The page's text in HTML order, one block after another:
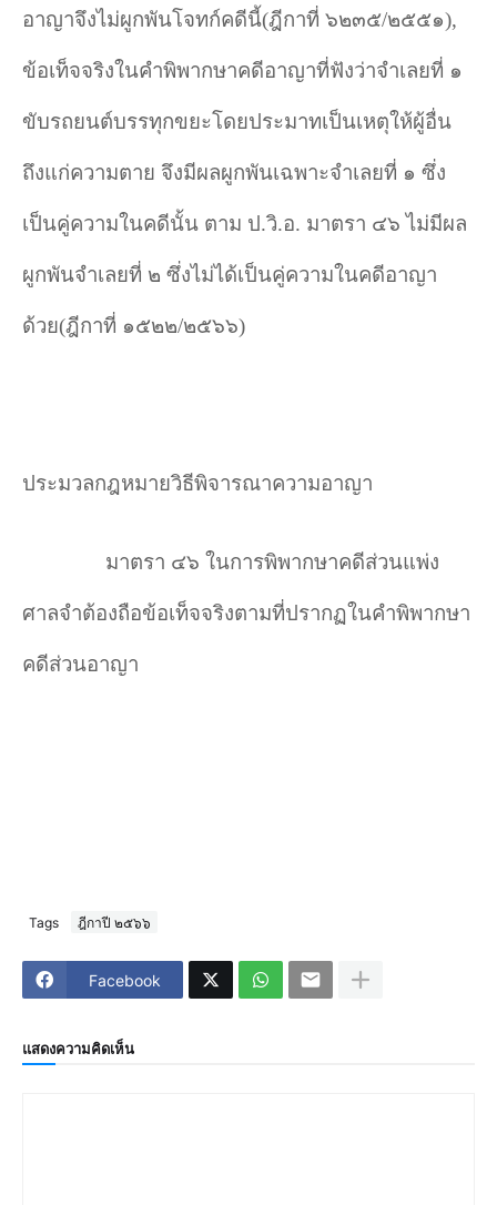
อาญาจึงไม่ผูกพันโจทก์คดีนี้(ฎีกาที่ ๖๒๓๕/๒๕๕๑),
ข้อเท็จจริงในคําพิพากษาคดีอาญาที่ฟังว่าจําเลยที่ ๑
ขับรถยนต์บรรทุกขยะโดยประมาทเป็นเหตุให้ผู้อื่น
ถึงแก่ความตาย จึงมีผลผูกพันเฉพาะจําเลยที่ ๑ ซึ่ง
เป็นคู่ความในคดีนั้น ตาม ป.วิ.อ. มาตรา ๔๖ ไม่มีผล
ผูกพันจําเลยที่ ๒ ซึ่งไม่ได้เป็นคู่ความในคดีอาญา
ด้วย(ฎีกาที่ ๑๕๒๒/๒๕๖๖)
ประมวลกฎหมายวิธีพิจารณาความอาญา
มาตรา ๔๖ ในการพิพากษาคดีส่วนแพ่ง
ศาลจำต้องถือข้อเท็จจริงตามที่ปรากฏในคำพิพากษา
คดีส่วนอาญา
Tags ฎีกาปี ๒๕๖๖
Facebook
แสดงความคิดเห็น